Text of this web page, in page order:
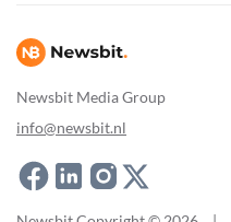
Newsbit Media Group
info@newsbit.nl